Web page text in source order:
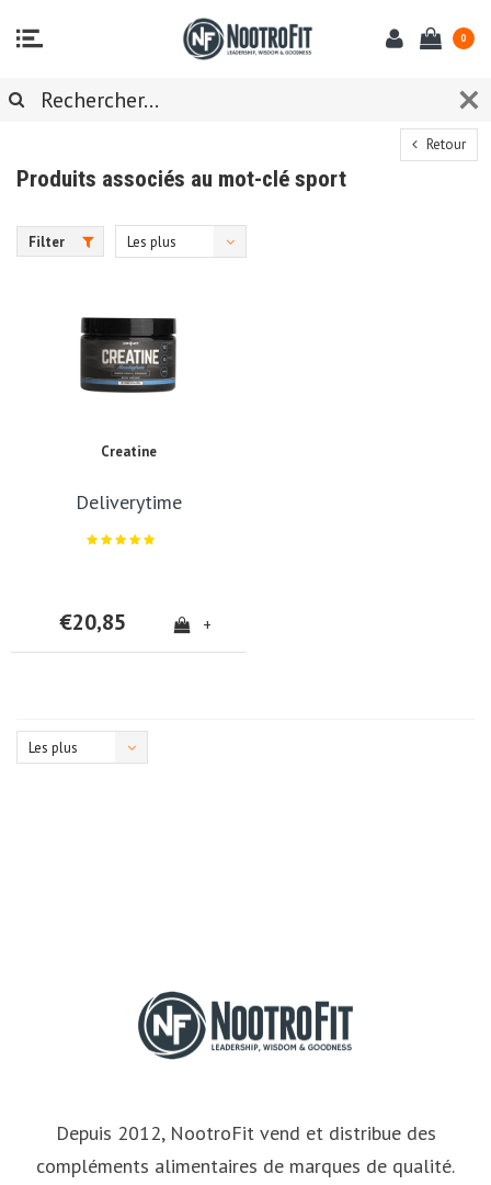
0
Retour
Produits associés au mot-clé sport
Filter
Les plus
Creatine
Deliverytime
€20,85 +
Les plus
Depuis 2012, NootroFit vend et distribue des
compléments alimentaires de marques de qualité.